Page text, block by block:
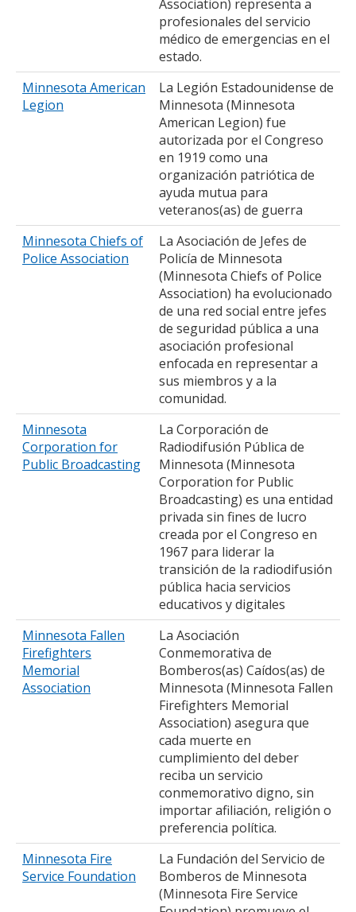
Association) representa a
profesionales del servicio
médico de emergencias en el
estado.
Minnesota American
Legion
La Legión Estadounidense de
Minnesota (Minnesota
American Legion) fue
autorizada por el Congreso
en 1919 como una
organización patriótica de
ayuda mutua para
veteranos(as) de guerra
Minnesota Chiefs of
Police Association
La Asociación de Jefes de
Policía de Minnesota
(Minnesota Chiefs of Police
Association) ha evolucionado
de una red social entre jefes
de seguridad pública a una
asociación profesional
enfocada en representar a
sus miembros y a la
comunidad.
Minnesota
Corporation for
Public Broadcasting
La Corporación de
Radiodifusión Pública de
Minnesota (Minnesota
Corporation for Public
Broadcasting) es una entidad
privada sin fines de lucro
creada por el Congreso en
1967 para liderar la
transición de la radiodifusión
pública hacia servicios
educativos y digitales
Minnesota Fallen
Firefighters
Memorial
Association
La Asociación
Conmemorativa de
Bomberos(as) Caídos(as) de
Minnesota (Minnesota Fallen
Firefighters Memorial
Association) asegura que
cada muerte en
cumplimiento del deber
reciba un servicio
conmemorativo digno, sin
importar afiliación, religión o
preferencia política.
Minnesota Fire
Service Foundation
La Fundación del Servicio de
Bomberos de Minnesota
(Minnesota Fire Service